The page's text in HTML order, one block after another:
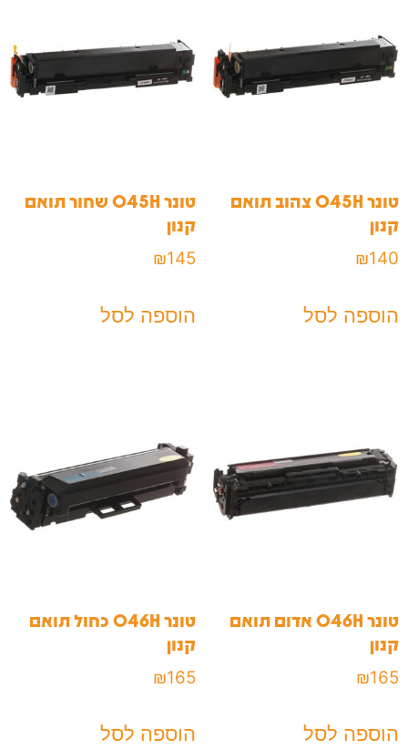
טונר 045H צהוב תואם
קנון
₪140
הוספה לסל
טונר 045H שחור תואם
קנון
₪145
הוספה לסל
טונר 046H אדום תואם
קנון
₪165
הוספה לסל
טונר 046H כחול תואם
קנון
₪165
הוספה לסל